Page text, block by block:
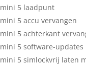
5 laadpunt
5 accu vervangen
5 achterkant
5 software-updates
5 simlockvrij laten